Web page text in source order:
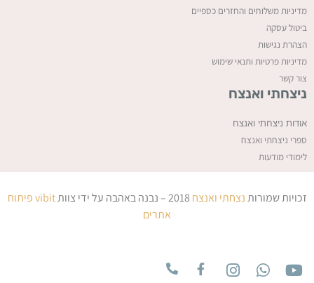
מדיניות משלוחים והחזרים כספיים
ביטול עסקה
הצהרת נגישות
מדיניות פרטיות ותנאי שימוש
צור קשר
ניצחתי ואנצח
אודות ניצחתי ואנצח
ספרי ניצחתי ואנצח
לימודי מודעות
זכויות שמורותנצחתי ואנצח2018 – נבנה באהבה על ידי צוות vibitפיתוח
אתרים